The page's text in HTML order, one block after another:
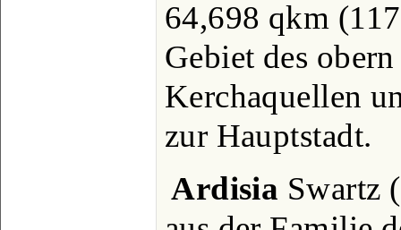
64,698 qkm
Gebiet des
Kerchaquellen
zur Hauptstadt.
Ardisia Swartz